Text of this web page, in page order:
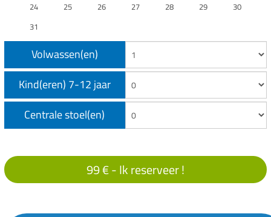
24
25 26 27 28 29
30
31
Volwassen(en)
Kind(eren) 7-12 jaar
Centrale stoel(en)
99 € -Ik reserveer !